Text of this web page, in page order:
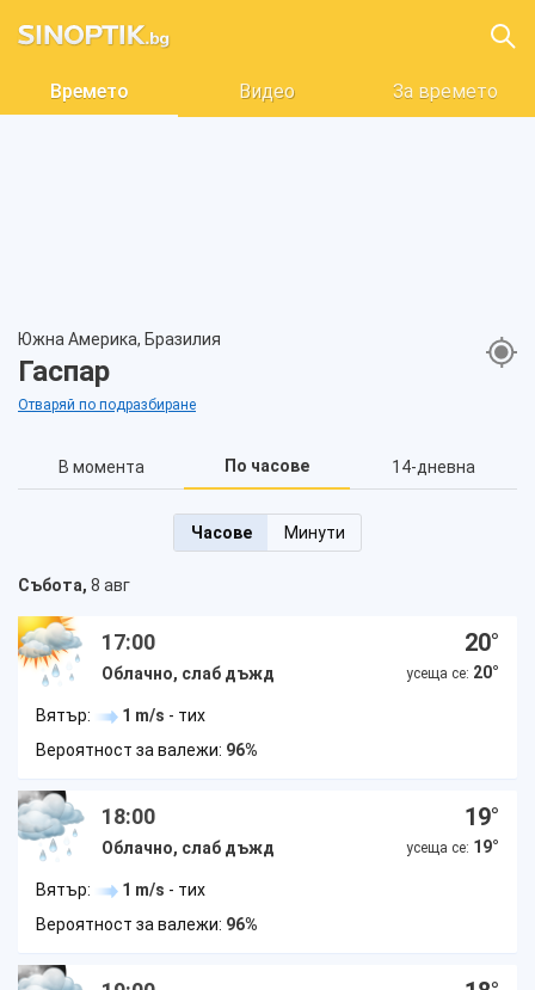
Времето Видео За времето
Южна Америка, Бразилия
Гаспар
Отваряй по подразбиране
В момента По часове 14-дневна
Часове Минути
Събота, 8 авг
17:00
Облачно, слаб дъжд
20°
усеща се: 20°
Вятър: 1 m/s - тих
Вероятност за валежи: 96%
18:00
Облачно, слаб дъжд
19°
усеща се: 19°
Вятър: 1 m/s - тих
Вероятност за валежи: 96%